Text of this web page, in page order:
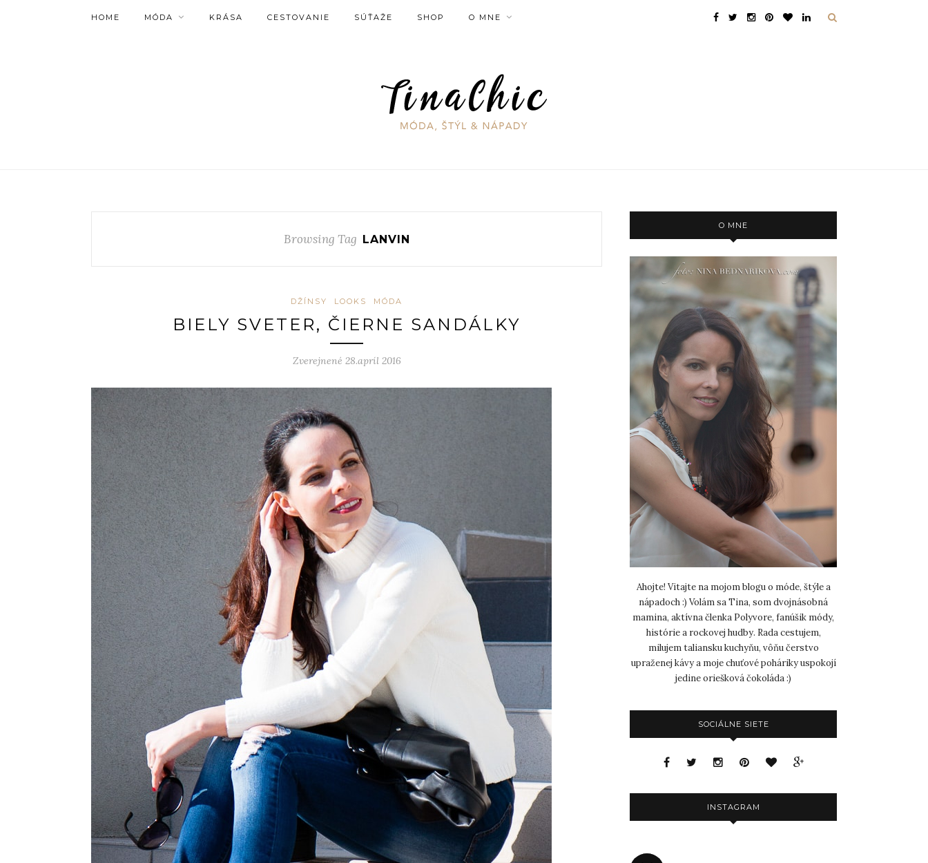
HOME MÓDA KRÁSA CESTOVANIE SÚŤAŽE SHOP O MNE
Browsing Tag LANVIN
DŽÍNSY LOOKS MÓDA
BIELY SVETER, ČIERNE SANDÁLKY
Zverejnené 28.apríl 2016
O MNE
Ahojte! Vitajte na mojom blogu o móde, štýle a
nápadoch :) Volám sa Tina, som dvojnásobná
mamina, aktívna členka Polyvore, fanúšik módy,
histórie a rockovej hudby. Rada cestujem,
milujem taliansku kuchyňu, vôňu čerstvo
upraženej kávy a moje chuťové poháriky uspokojí
jedine oriešková čokoláda :)
SOCIÁLNE SIETE
INSTAGRAM